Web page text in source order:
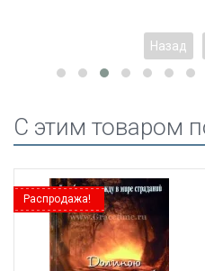
Назад
C этим товаром
Распродажа!